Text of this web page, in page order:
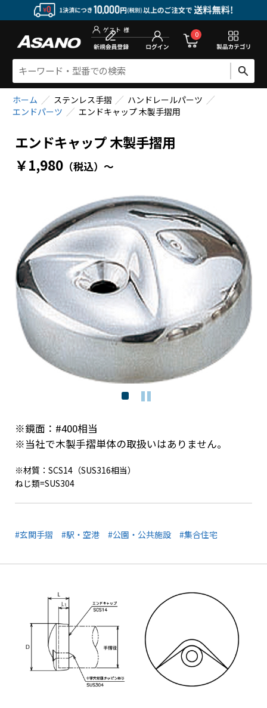
ゲスト 新規会員登録
0
ホーム ステンレス手摺
ハンドレールパーツ
エンドパーツ
エンドキャップ 木製手摺用
エンドキャップ 木製手摺用
￥1,980 （税込） ～
※鏡面：#400相当
※当社で木製手摺単体の取扱いはありません。
※材質：SCS14（SUS316相当）
ねじ類=SUS304
#玄関手摺 #駅・空港 #公園・公共施設 #集合住宅